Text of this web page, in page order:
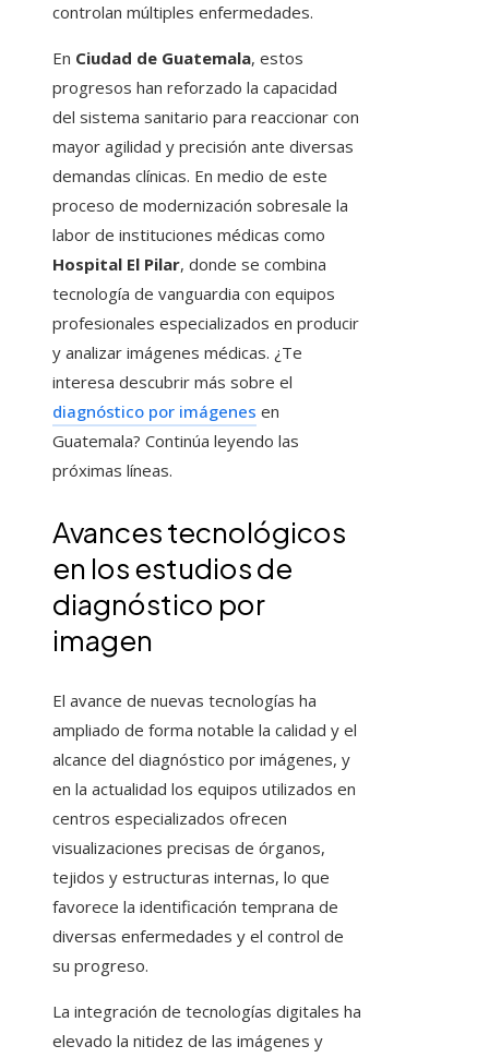
controlan múltiples enfermedades.
En Ciudad de Guatemala, estos
progresos han reforzado la capacidad
del sistema sanitario para reaccionar con
mayor agilidad y precisión ante diversas
demandas clínicas. En medio de este
proceso de modernización sobresale la
labor de instituciones médicas como
Hospital El Pilar, donde se combina
tecnología de vanguardia con equipos
profesionales especializados en producir
y analizar imágenes médicas. ¿Te
interesa descubrir más sobre el
diagnóstico por imágenes en
Guatemala? Continúa leyendo las
próximas líneas.
Avances tecnológicos
en los estudios de
diagnóstico por
imagen
El avance de nuevas tecnologías ha
ampliado de forma notable la calidad y el
alcance del diagnóstico por imágenes, y
en la actualidad los equipos utilizados en
centros especializados ofrecen
visualizaciones precisas de órganos,
tejidos y estructuras internas, lo que
favorece la identificación temprana de
diversas enfermedades y el control de
su progreso.
La integración de tecnologías digitales ha
elevado la nitidez de las imágenes y